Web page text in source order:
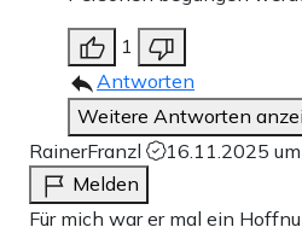
1
Antworten
Weitere Antworten
RainerFranzl
16.11.2025
Melden
Für mich war er mal ein